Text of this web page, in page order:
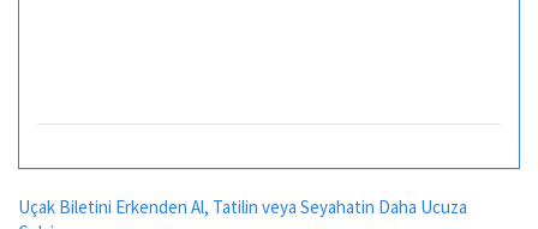
Uçak Biletini Erkenden Al, Tatilin veya Seyahatin Daha Ucuza